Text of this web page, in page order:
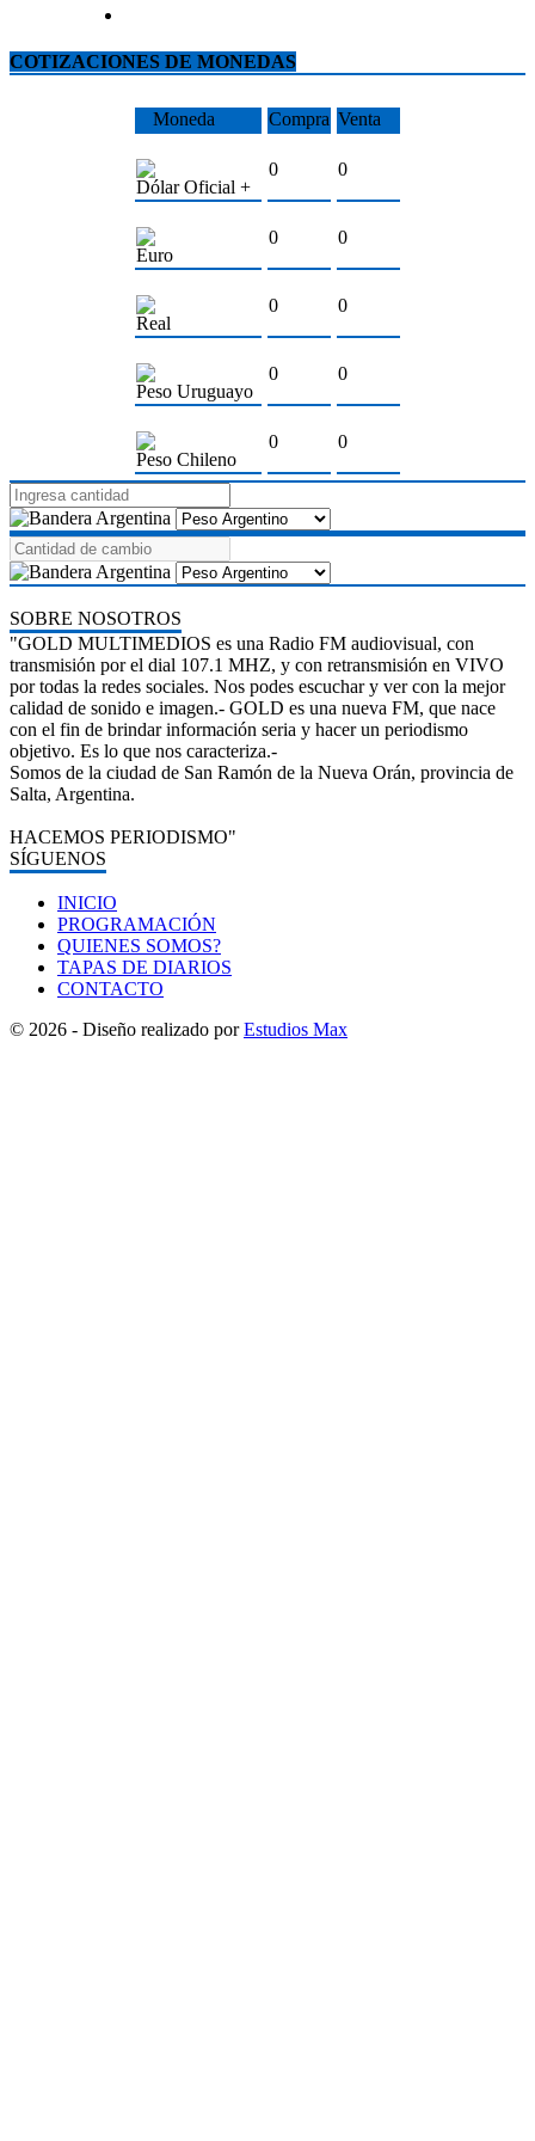
COTIZACIONES DE MONEDAS
Moneda Compra Venta
Dólar Oficial +
0 0
Euro
0 0
Real
0 0
Peso Uruguayo
0 0
Peso Chileno
0 0
SOBRE NOSOTROS
"GOLD MULTIMEDIOS es una Radio FM audiovisual, con
transmisión por el dial 107.1 MHZ, y con retransmisión en VIVO
por todas la redes sociales. Nos podes escuchar y ver con la mejor
calidad de sonido e imagen.- GOLD es una nueva FM, que nace
con el fin de brindar información seria y hacer un periodismo
objetivo. Es lo que nos caracteriza.-
Somos de la ciudad de San Ramón de la Nueva Orán, provincia de
Salta, Argentina.
HACEMOS PERIODISMO"
SÍGUENOS
INICIO
PROGRAMACIÓN
QUIENES SOMOS?
TAPAS DE DIARIOS
CONTACTO
© 2026 - Diseño realizado porEstudios Max